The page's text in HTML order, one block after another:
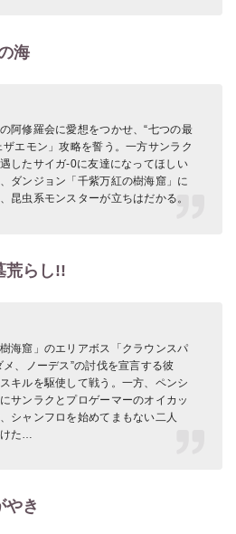
海
阿修羅会に愛想をつかせ、“七つの最
エモン」攻略を誓う。一方サンラク
したサイガ-0に友達になってほしい
ダンジョン「千紫万紅の樹海窟」に
昆虫系モンスターが立ちはだかる。
荒らし!!
海窟」のエリアボス「クラウンスパ
、ノーデス”の討伐を宣言する彼
キルを駆使して戦う。一方、ペンシ
サンラクとプロゲーマーのオイカッ
シャンフロを始めてまもない二人
た…
やき